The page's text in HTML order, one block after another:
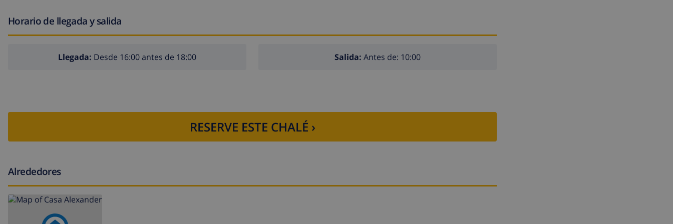
cama adicional y 2 camas infantiles/cunas (bajo petición)
Horario de llegada y salida
Llegada: Desde 16:00 antes de 18:00 Salida: Antes de: 10:00
RESERVE ESTE CHALÉ ›
Alrededores